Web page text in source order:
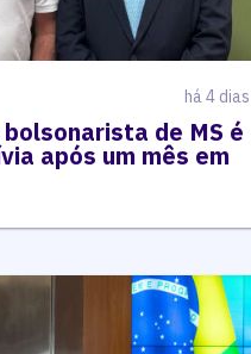
há 4 dias
de MS é
após um mês em